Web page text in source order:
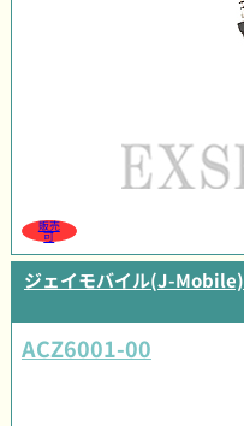
販売
可
ジェイモバイル(J-Mobile)
ACZ6001-00